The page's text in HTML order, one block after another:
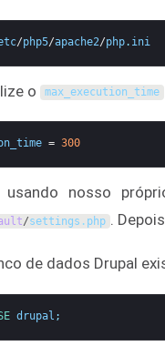
/php5/apache2/php. ini
o max_execution_time
= 300
usando nosso
/settings . php .
de dados Drupal
drupal ;